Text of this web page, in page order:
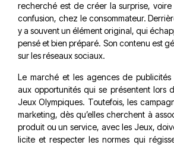
recherché est de créer la surprise,
confusion, chez le consommateur.
y a souvent un élément original, qui
pensé et bien préparé. Son contenu est
sur les réseaux sociaux.
Le marché et les agences de publicités
aux opportunités qui se présentent lors
Jeux Olympiques. Toutefois, les
marketing, dès qu’elles cherchent à
produit ou un service, avec les Jeux,
licite et respecter les normes qui